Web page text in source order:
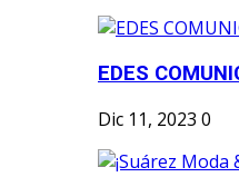
EDES
Dic 11, 2023 0